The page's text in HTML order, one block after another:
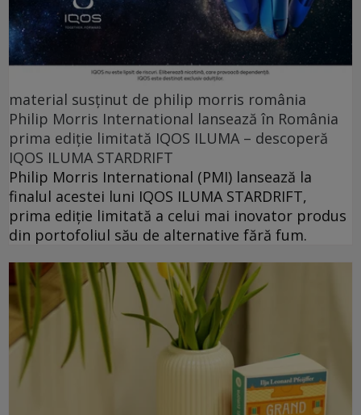
material susținut de philip morris românia
Philip Morris International lansează în România
prima ediție limitată IQOS ILUMA – descoperă
IQOS ILUMA STARDRIFT
Philip Morris International (PMI) lansează la
finalul acestei luni IQOS ILUMA STARDRIFT,
prima ediție limitată a celui mai inovator produs
din portofoliul său de alternative fără fum.